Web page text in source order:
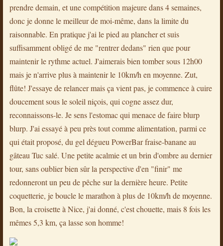
prendre demain, et une compétition majeure dans 4 semaines,
donc je donne le meilleur de moi-même, dans la limite du
raisonnable. En pratique j'ai le pied au plancher et suis
suffisamment obligé de me "rentrer dedans" rien que pour
maintenir le rythme actuel. J'aimerais bien tomber sous 12h00
mais je n'arrive plus à maintenir le 10km/h en moyenne. Zut,
flûte! J'essaye de relancer mais ça vient pas, je commence à cuire
doucement sous le soleil niçois, qui cogne assez dur,
reconnaissons-le. Je sens l'estomac qui menace de faire blurp
blurp. J'ai essayé à peu près tout comme alimentation, parmi ce
qui était proposé, du gel dégueu PowerBar fraise-banane au
gâteau Tuc salé. Une petite acalmie et un brin d'ombre au dernier
tour, sans oublier bien sûr la perspective d'en "finir" me
redonneront un peu de pêche sur la dernière heure. Petite
coquetterie, je boucle le marathon à plus de 10km/h de moyenne.
Bon, la croisette à Nice, j'ai donné, c'est chouette, mais 8 fois les
mêmes 5,3 km, ça lasse son homme!